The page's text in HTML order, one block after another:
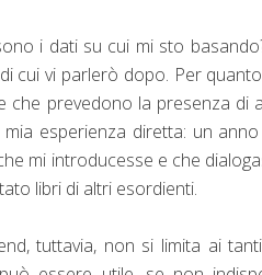
i dati su cui mi sto
cui vi parlerò dopo. Per
che prevedono la presenza
mia esperienza diretta: un
mi introducesse e che
libri di altri esordienti.
tuttavia, non si limita ai